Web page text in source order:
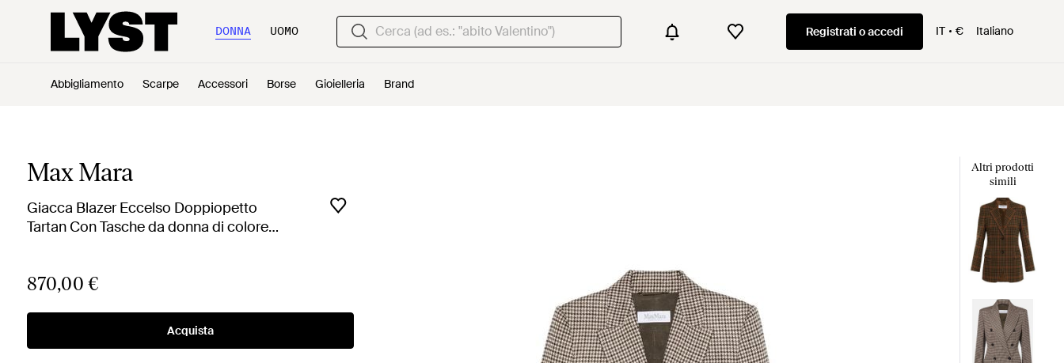
DONNA UOMO Registrati o accedi IT € Italiano
Abbigliamento Scarpe Accessori Borse Gioielleria Brand
Max Mara
Giacca Blazer Eccelso Doppiopetto
Tartan Con Tasche da donna di colore
870,00 €
Acquista
Altri prodotti
simili